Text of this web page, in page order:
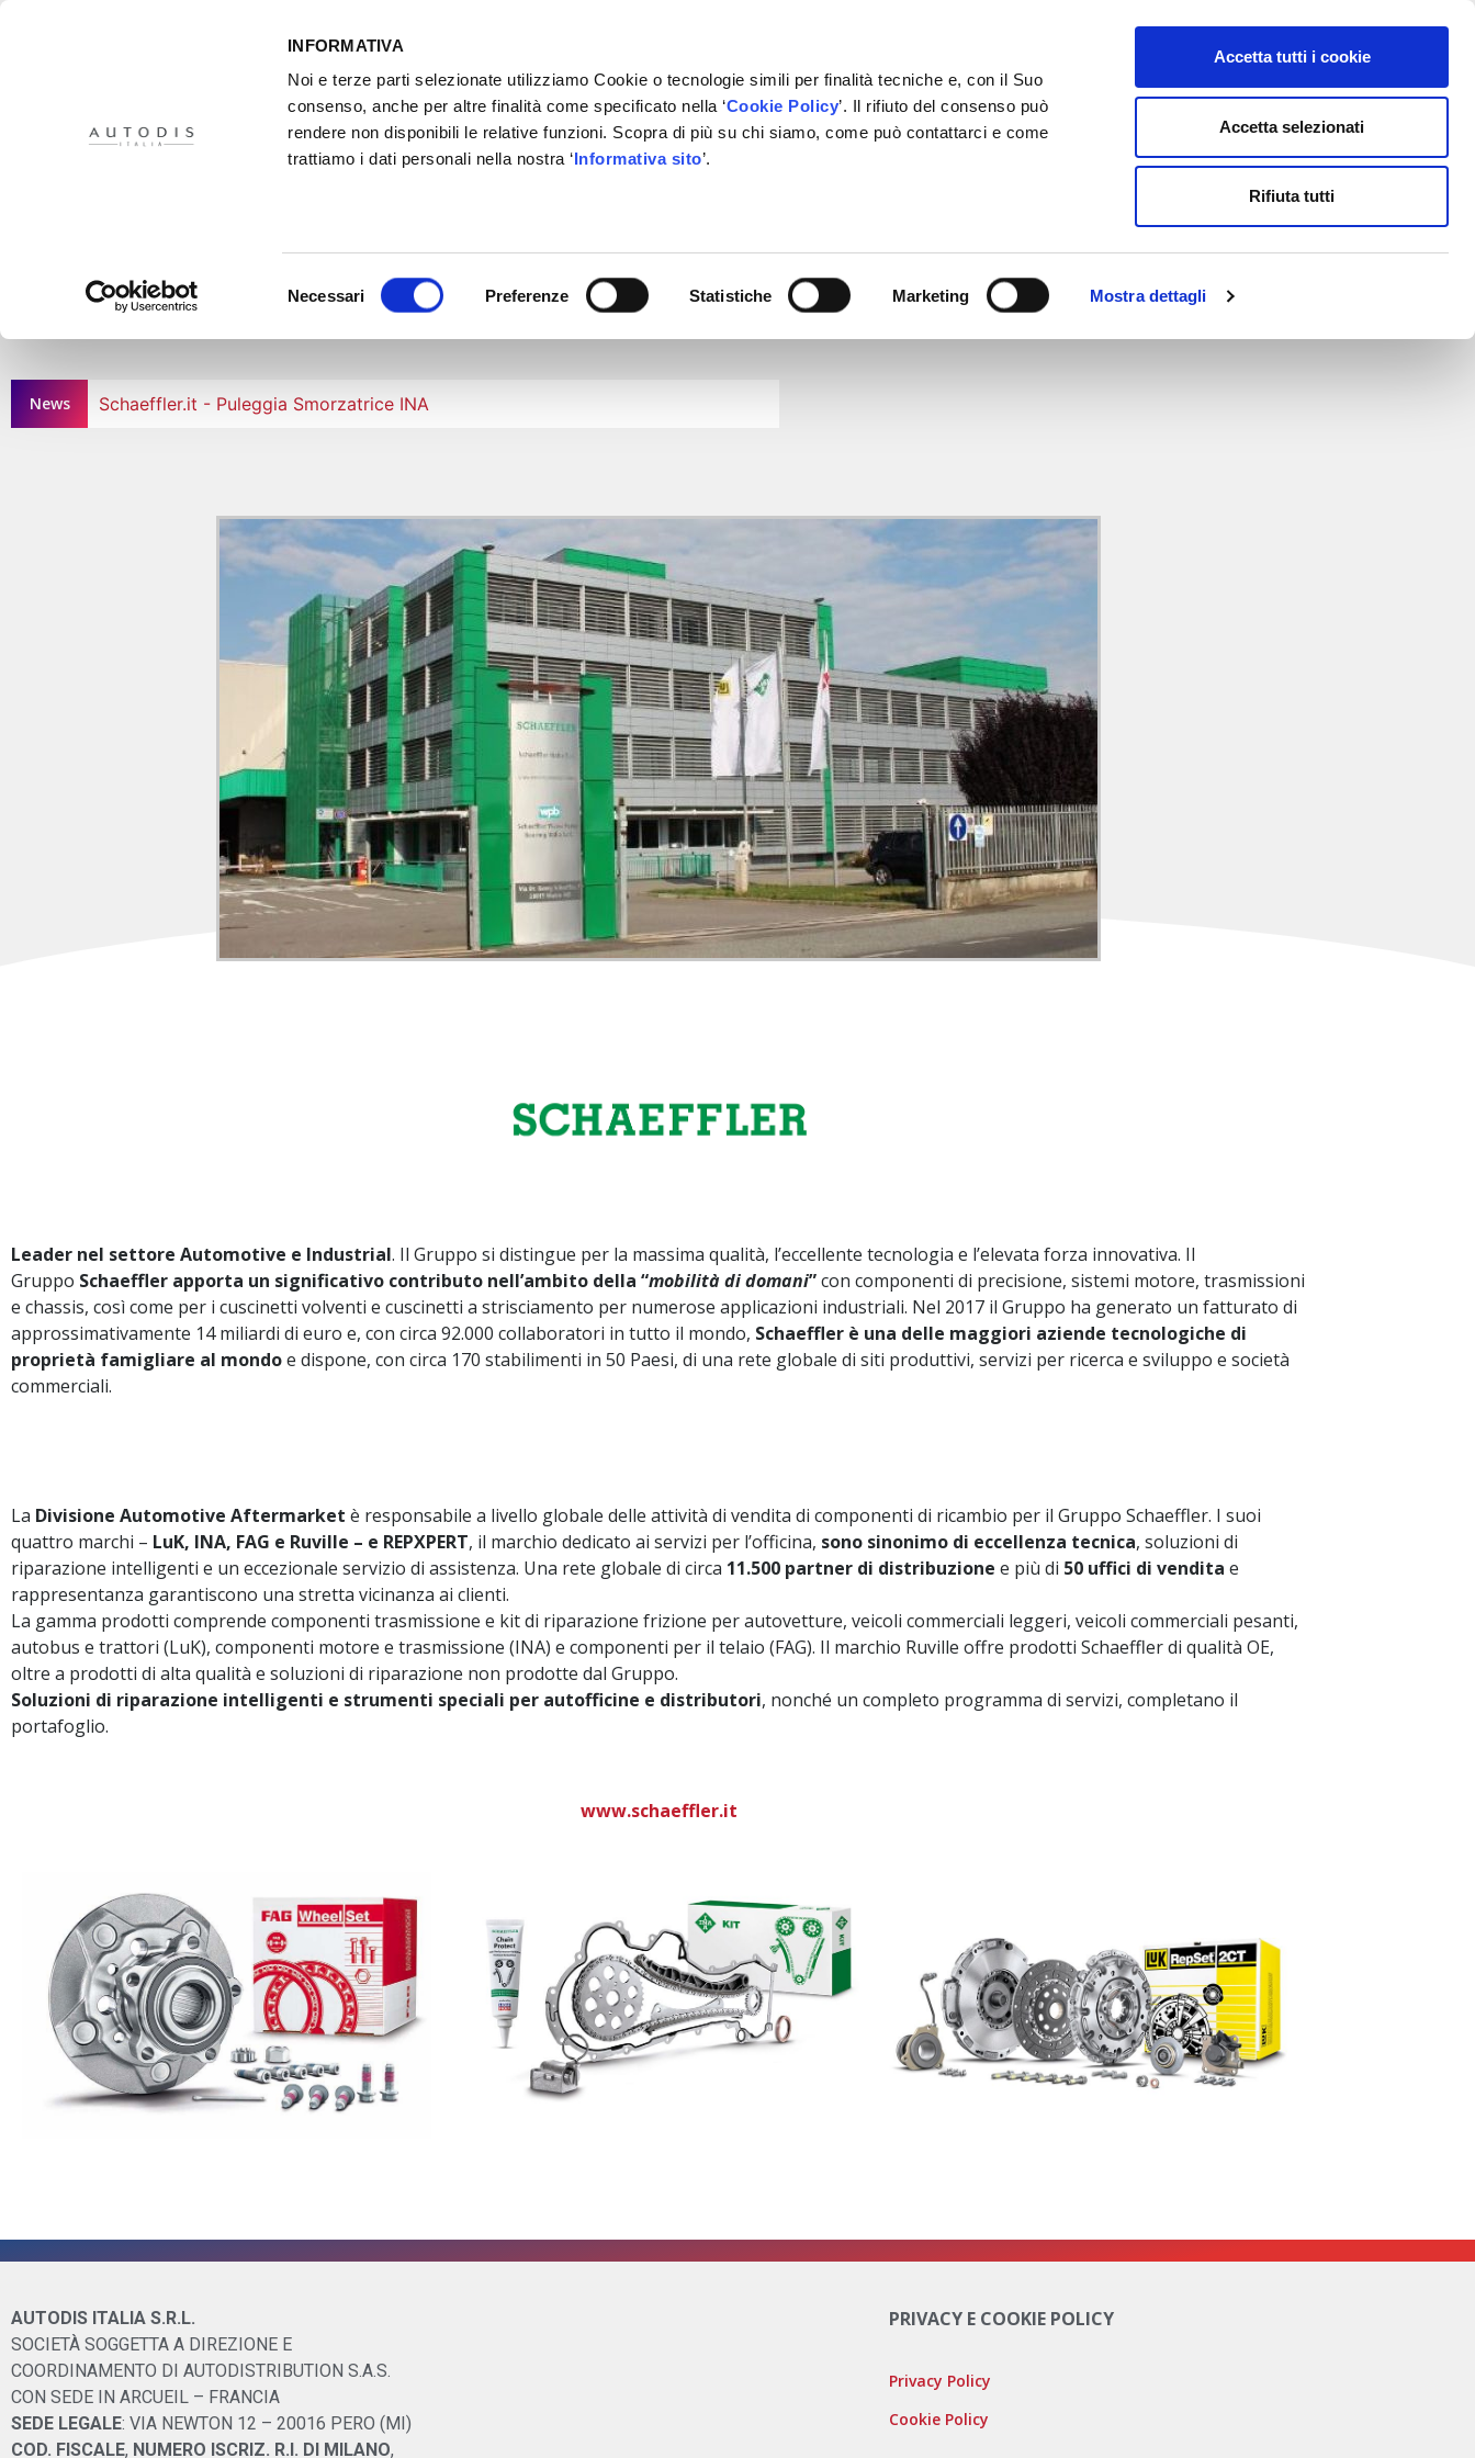
INFORMATIVA
Noi e terze parti selezionate utilizziamo Cookie o tecnologie simili per finalità tecniche e, con il Suo
consenso, anche per altre finalità come specificato nella ‘Cookie Policy’. Il rifiuto del consenso può
rendere non disponibili le relative funzioni. Scopra di più su chi siamo, come può contattarci e come
trattiamo i dati personali nella nostra ‘Informativa sito’.
del
Necessari Preferenze Statistiche Marketing Mostra dettagli
Accetta tutti i cookie
Accetta selezionati
Rifiuta tutti
IL PROGETTO DISTRIBUTORI XMASTER PRIVATE LABEL FORNITORI PARTNER BACHECA CONTATTI AREA RISERVATA
SCHAEFFLER– LUK, INA, FAG
News Schaeffler.it - Puleggia Smorzatrice INA
Leader nel settore Automotive e Industrial. Il Gruppo si distingue per la massima qualità, l’eccellente tecnologia e l’elevata forza innovativa. Il
Gruppo Schaeffler apporta un significativo contributo nell’ambito della “mobilità di domani”con componenti di precisione, sistemi motore, trasmissioni
e chassis, così come per i cuscinetti volventi e cuscinetti a strisciamento per numerose applicazioni industriali. Nel 2017 il Gruppo ha generato un fatturato di
approssimativamente 14 miliardi di euro e, con circa 92.000 collaboratori in tutto il mondo, Schaeffler è una delle maggiori aziende tecnologiche di
proprietà famigliare al mondoe dispone, con circa 170 stabilimenti in 50 Paesi, di una rete globale di siti produttivi, servizi per ricerca e sviluppo e società
commerciali.
La Divisione Automotive Aftermarket è responsabile a livello globale delle attività di vendita di componenti di ricambio per il Gruppo Schaeffler. I suoi
quattro marchi – LuK, INA, FAG e Ruville – e REPXPERT, il marchio dedicato ai servizi per l’officina, sono sinonimo di eccellenza tecnica, soluzioni di
riparazione intelligenti e un eccezionale servizio di assistenza. Una rete globale di circa 11.500 partner di distribuzione e più di 50 uffici di vendita e
rappresentanza garantiscono una stretta vicinanza ai clienti.
La gamma prodotti comprende componenti trasmissione e kit di riparazione frizione per autovetture, veicoli commerciali leggeri, veicoli commerciali pesanti,
autobus e trattori (LuK), componenti motore e trasmissione (INA) e componenti per il telaio (FAG). Il marchio Ruville offre prodotti Schaeffler di qualità OE,
oltre a prodotti di alta qualità e soluzioni di riparazione non prodotte dal Gruppo.
Soluzioni di riparazione intelligenti e strumenti speciali per autofficine e distributori, nonché un completo programma di servizi, completano il
portafoglio.
www.schaeffler.it
AUTODIS ITALIA S.R.L.
SOCIETÀ SOGGETTA A DIREZIONE E
COORDINAMENTO DI AUTODISTRIBUTION S.A.S.
CON SEDE IN ARCUEIL – FRANCIA
SEDE LEGALE: VIA NEWTON 12 – 20016 PERO (MI)
COD. FISCALE, NUMERO ISCRIZ. R.I. DI MILANO,
PRIVACY E COOKIE POLICY
Privacy Policy
Cookie Policy